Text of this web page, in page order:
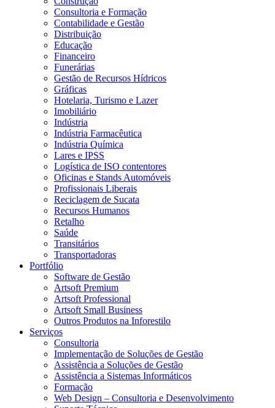
Consultoria e Formação
Contabilidade e Gestão
Distribuição
Educação
Financeiro
Funerárias
Gestão de Recursos Hídricos
Gráficas
Hotelaria, Turismo e Lazer
Imobiliário
Indústria
Indústria Farmacêutica
Indústria Química
Lares e IPSS
Logística de ISO contentores
Oficinas e Stands Automóveis
Profissionais Liberais
Reciclagem de Sucata
Recursos Humanos
Retalho
Saúde
Transitários
Transportadoras
Portfólio
Software de Gestão
Artsoft Premium
Artsoft Professional
Artsoft Small Business
Outros Produtos na Inforestilo
Serviços
Consultoria
Implementação de Soluções de Gestão
Assistência a Soluções de Gestão
Assistência a Sistemas Informáticos
Formação
Web Design – Consultoria e Desenvolvimento